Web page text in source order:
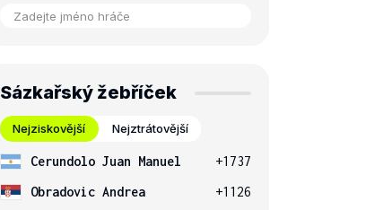
Sázkařský žebříček
Nejziskovější Nejztrátovější
Cerundolo Juan Manuel
+1737
Obradovic Andrea
+1126